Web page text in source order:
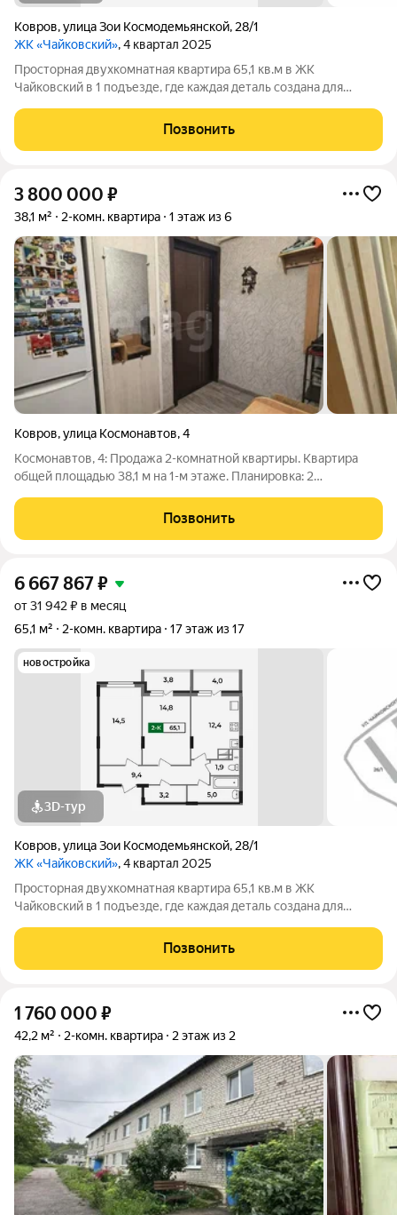
Ковров,улица Зои Космодемьянской, 28/1
ЖК «Чайковский», 4 квартал 2025
Просторная двухкомнатная квартира 65,1 кв.м в ЖК
Чайковский в 1 подъезде, где каждая деталь создана для
ванная комната площадью 5 кв.м , а туалет 1,9ниша под шкаф-
купе в прихожей: вы сможете
Позвонить
3 800 000 ₽
38,1 м² 2-комн. квартира 1 этаж из 6
Ковров,улица Космонавтов,4
Космонавтов, 4: Продажа 2-комнатной квартиры. Квартира
общей площадью 38,1 м на 1-м этаже. Планировка: 2
Окна ПВХ, обновленные коммуникации и санузел. Статус: 1
взрослый собственник.
Позвонить
6 667 867₽
от 31 942 ₽ в месяц
65,1 м²
2-комн. квартира 17 этаж из 17
новостройка
3D-тур
Ковров,улица Зои Космодемьянской, 28/1
ЖК «Чайковский», 4 квартал 2025
Просторная двухкомнатная квартира 65,1 кв.м в ЖК
Чайковский в 1 подъезде, где каждая деталь создана для
ванная комната площадью 5 кв.м , а туалет 1,9ниша под шкаф-
купе в прихожей: вы сможете
Позвонить
1 760 000 ₽
42,2 м² 2-комн. квартира 2 этаж из 2